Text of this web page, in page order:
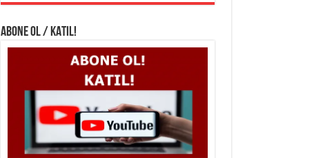
ABONE OL / KATIL!